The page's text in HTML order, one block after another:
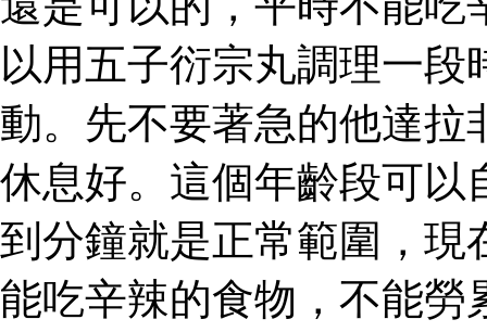
以用五子衍宗丸調理一
動。先不要著急的他達拉
休息好。這個年齡段可以
到分鐘就是正常範圍，現
能吃辛辣的食物，不能勞